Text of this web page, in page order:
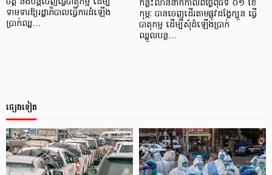
ទាមទារឱ្យរដ្ឋាភិបាលធ្វើការដំឡើង
ប្រាក់ឈ្ន…
កន្លះលាននាក់កាលពីថ្ងៃពុធទី ០១ ខែ
កុម្ភៈ បានចេញដើរតាមផ្លូវដង្ហែក្បួន ធ្វើ
បាតុកម្ម ដើម្បីសុំដំឡើងប្រាក់
ឈ្នួលបន្ថ…
ផ្សេងទៀត